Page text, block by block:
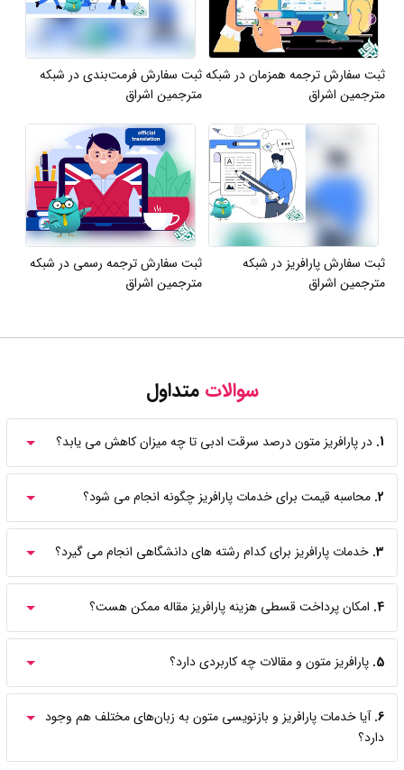
ثبت سفارش ترجمه همزمان در شبکه
مترجمین اشراق
ثبت سفارش فرمت‌بندی در شبکه
مترجمین اشراق
ثبت سفارش پارافریز در شبکه
مترجمین اشراق
ثبت سفارش ترجمه رسمی در شبکه
مترجمین اشراق
سوالاتمتداول
1. در پارافریز متون درصد سرقت ادبی تا چه میزان کاهش می یابد؟
2. محاسبه قیمت برای خدمات پارافریز چگونه انجام می شود؟
3. خدمات پارافریز برای کدام رشته های دانشگاهی انجام می گیرد؟
4. امکان پرداخت قسطی هزینه پارافریز مقاله ممکن هست؟
5. پارافریز متون و مقالات چه کاربردی دارد؟
6. آیا خدمات پارافریز و بازنویسی متون به زبان‌های مختلف هم وجود
دارد؟